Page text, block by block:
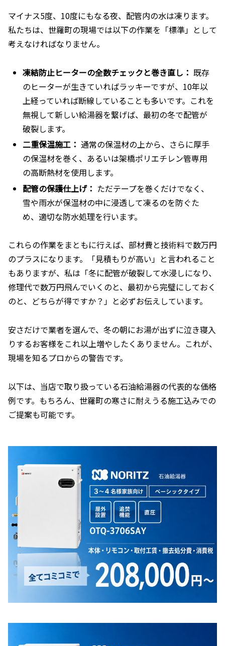
マイナス5度、10度にもなる夜、配管内の水は凍ります。
私たちは、世羅町の現場では以下の作業を「標準」として
考えなければなりません。
凍結防止ヒーターの全数チェックと巻き直し： 既存
のヒーターが生きていればラッキーですが、10年以
上経っていれば断線していることも多いです。これを
無視して新しい給湯器を繋げば、最初の冬で配管が
破裂します。
二重保温施工： 通常の保温材の上から、さらに厚手
の保温材を巻く、あるいは架橋ポリエチレン管専用
の高断熱材を使用します。
配管の保護仕上げ： ただテープを巻くだけでなく、
雪や雨水が保温材の中に浸透して凍るのを防ぐた
め、適切な防水処理を行います。
これらの作業をまともに行えば、部材費と技術料で数万円
のプラスになります。「見積もりが高い」と言われること
もありますが、私は「冬に配管が破裂して水浸しになり、
修理代で数万円飛んでいくのと、最初から完璧にしておく
のと、どちらが得ですか？」と必ずお伝えしています。
安さだけで業者を選んで、冬の朝にお湯が出ずに泣き寝入
りするお客様をこれ以上増やしたくありません。これが、
現場を知るプロからの警告です。
以下は、当店で取り扱っている石油給湯器の代表的な価格
例です。もちろん、世羅町の寒さに耐えうる施工込みでの
ご提案も可能です。